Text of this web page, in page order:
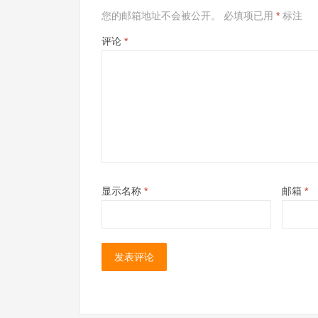
您的邮箱地址不会被公开。 必填项已用 * 标注
评论 *
显示名称 * 邮箱 *